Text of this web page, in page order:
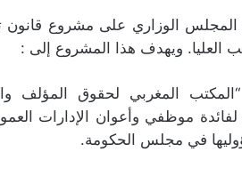
الوزاري على مشروع قانون
العليا. ويهدف هذا المشروع إلى :
المغربي لحقوق المؤلف
لفائدة موظفي وأعوان الإدارات
في مجلس الحكومة.